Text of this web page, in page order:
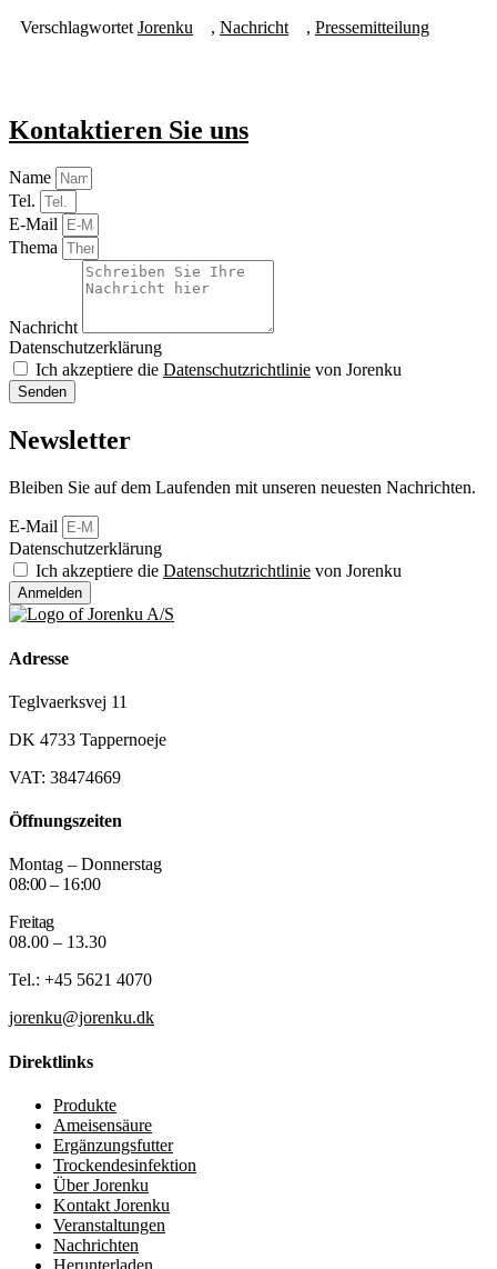
Verschlagwortet Jorenku , Nachricht , Pressemitteilung
Kontaktieren Sie uns
Name
Tel.
E-Mail
Thema
Nachricht
Datenschutzerklärung
Ich akzeptiere die Datenschutzrichtlinie von Jorenku
Senden
Newsletter
Bleiben Sie auf dem Laufenden mit unseren neuesten Nachrichten.
E-Mail
Datenschutzerklärung
Ich akzeptiere die Datenschutzrichtlinie von Jorenku
Anmelden
Adresse
Teglvaerksvej 11
DK 4733 Tappernoeje
VAT: 38474669
Öffnungszeiten
Montag – Donnerstag
08:00 – 16:00
Freitag
08.00 – 13.30
Tel.: +45 5621 4070
jorenku@jorenku.dk
Direktlinks
Produkte
Ameisensäure
Ergänzungsfutter
Trockendesinfektion
Über Jorenku
Kontakt Jorenku
Veranstaltungen
Nachrichten
Herunterladen